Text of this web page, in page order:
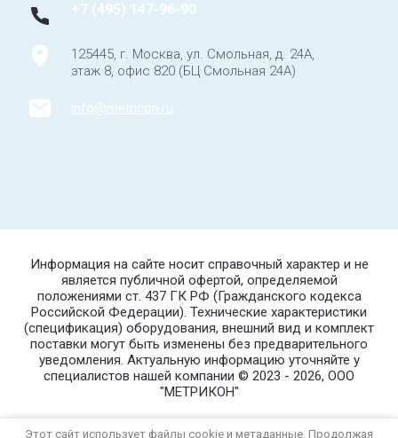
+7 (495) 147-96-90
125445, г. Москва, ул. Смольная, д. 24А,
этаж 8, офис 820 (БЦ Смольная 24А)
info@metricon.ru
Информация на сайте носит справочный характер и не
является публичной офертой, определяемой
положениями ст. 437 ГК РФ (Гражданского кодекса
Российской Федерации). Технические характеристики
(спецификация) оборудования, внешний вид и комплект
поставки могут быть изменены без предварительного
уведомления. Актуальную информацию уточняйте у
специалистов нашей компании © 2023 - 2026, ООО
"МЕТРИКОН"
Этот сайт использует файлы cookie и метаданные. Продолжая